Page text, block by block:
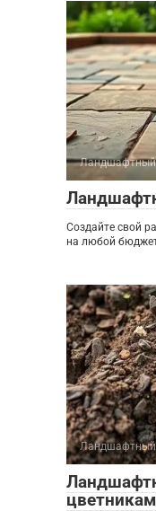
Ландшафтный
Создайте свой
на любой
Ландшафтный